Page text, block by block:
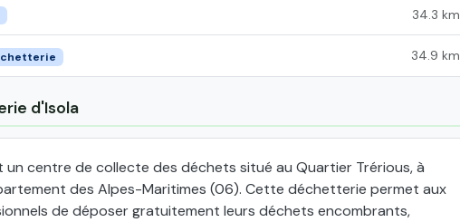
34.3 km
34.9 km
d'Isola
un centre de collecte des déchets situé au Quartier Trérious, à
des Alpes-Maritimes (06). Cette déchetterie permet aux
de déposer gratuitement leurs déchets encombrants,